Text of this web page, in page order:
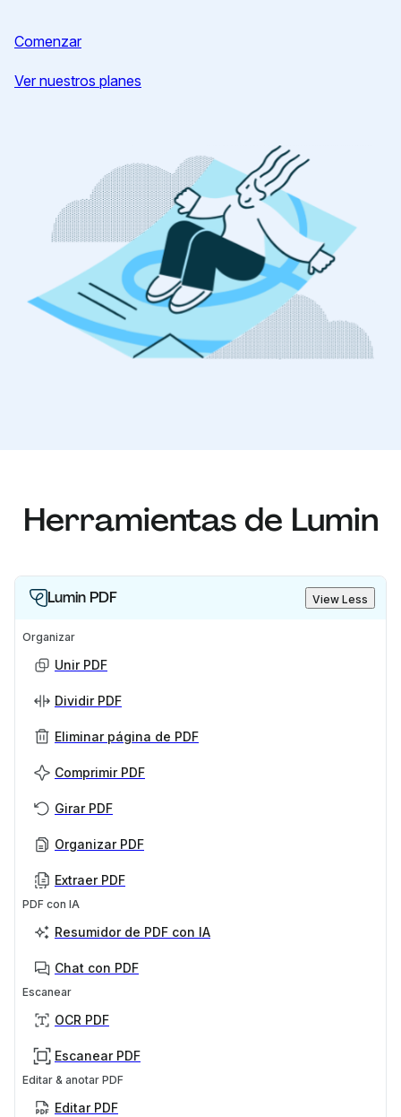
Comenzar
Ver nuestros planes
Herramientas de Lumin
Lumin PDF View Less
Organizar
Unir PDF
Dividir PDF
Eliminar página de PDF
Comprimir PDF
Girar PDF
Organizar PDF
Extraer PDF
PDF con IA
Resumidor de PDF con IA
Chat con PDF
Escanear
OCR PDF
Escanear PDF
Editar & anotar PDF
Editar PDF